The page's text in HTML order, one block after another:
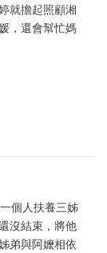
就擔起照顧湘
，還會幫忙媽
個人扶養三姊
沒結束，將他
弟與阿嬤相依